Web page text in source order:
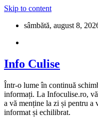
Skip to content
sâmbătă, august 8,
Info Culise
Într-o lume în continuă
informați. La Infoculise.ro,
a vă menține la zi și pentru
informat și echilibrat.